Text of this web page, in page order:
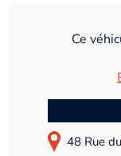
Ce
48 Rue